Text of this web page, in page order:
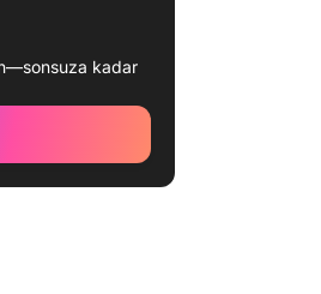
kadar